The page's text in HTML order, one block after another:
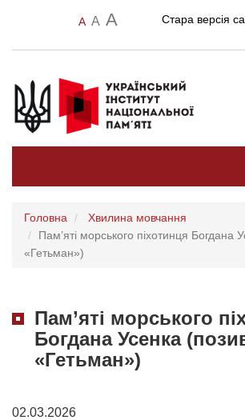
A A A Стара версія
Головна
Хвилина мовчання
Пам’яті морського піхотинця Богдана
«Гетьман»)
Пам’яті морського
Богдана Усенка
«Гетьман»)
02.03.2026